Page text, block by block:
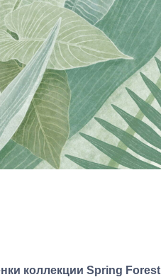
коллекции Spring Forest